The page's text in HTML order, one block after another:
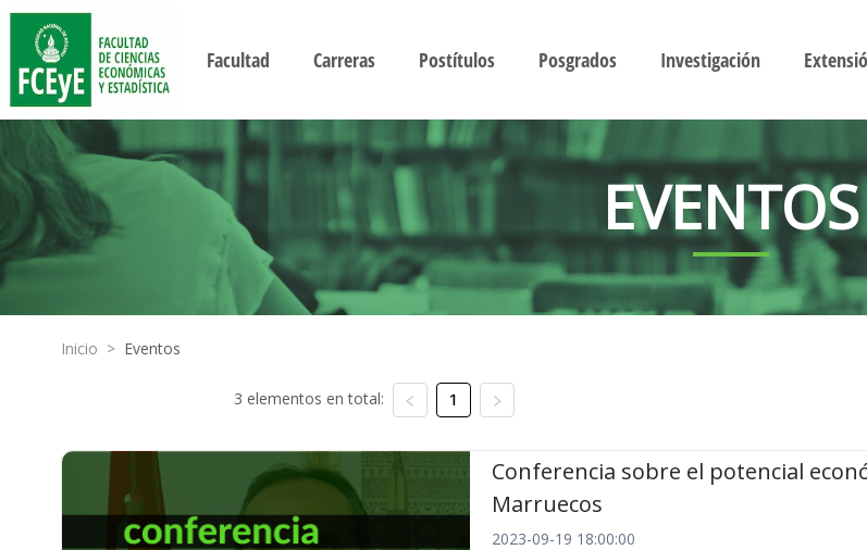
Facultad Carreras Postítulos Posgrados Investigación
EVENTOS
Inicio > Eventos
3 elementos en total: 1
Conferencia sobre el potencial
Marruecos
2023-09-19 18:00:00